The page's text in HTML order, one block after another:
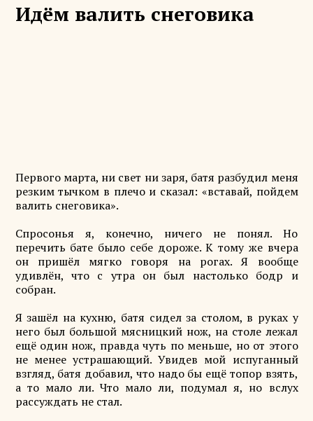
Идём валить снеговика
Первого марта, ни свет ни заря, батя разбудил меня
резким тычком в плечо и сказал: «вставай, пойдем
валить снеговика».
Спросонья я, конечно, ничего не понял. Но
перечить бате было себе дороже. К тому же вчера
он пришёл мягко говоря на рогах. Я вообще
удивлён, что с утра он был настолько бодр и
собран.
Я зашёл на кухню, батя сидел за столом, в руках у
него был большой мясницкий нож, на столе лежал
ещё один нож, правда чуть по меньше, но от этого
не менее устрашающий. Увидев мой испуганный
взгляд, батя добавил, что надо бы ещё топор взять,
а то мало ли. Что мало ли, подумал я, но вслух
рассуждать не стал.